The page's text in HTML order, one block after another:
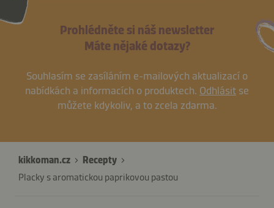
Prohlédněte si náš newsletter
Máte nějaké dotazy?
Souhlasím se zasíláním e-mailových aktualizací o
nabídkách a informacích o produktech. Odhlásit se
můžete kdykoliv, a to zcela zdarma.
kikkoman.cz
Recepty
Placky s aromatickou paprikovou pastou